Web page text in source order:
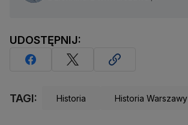
UDOSTĘPNIJ:
TAGI: Historia Historia Warszawy